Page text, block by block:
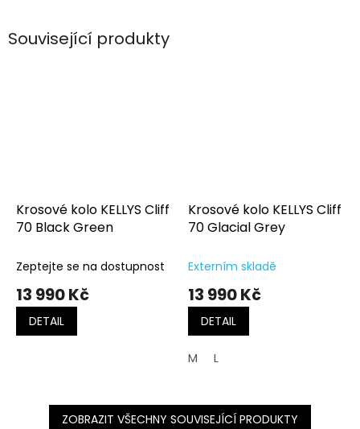
Související produkty
Krosové kolo KELLYS Cliff
70 Black Green
Zeptejte se na dostupnost
13 990 Kč
DETAIL
Krosové kolo KELLYS Cliff
70 Glacial Grey
Externím skladě
13 990 Kč
DETAIL
M L
ZOBRAZIT VŠECHNY SOUVISEJÍCÍ PRODUKTY